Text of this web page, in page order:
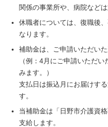
関係の事業所や、病院などは
休職者については、復職後
なります。
補助金は、ご申請いただい
（例：4月にご申請いただ
みます。）
支払日は振込月にお届けす
す。
当補助金は「日野市介護資
支給します。